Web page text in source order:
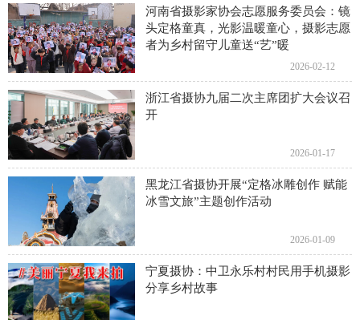
河南省摄影家协会志愿服务委员会：镜
头定格童真，光影温暖童心，摄影志愿
者为乡村留守儿童送“艺”暖
2026-02-12
浙江省摄协九届二次主席团扩大会议召
开
2026-01-17
黑龙江省摄协开展“定格冰雕创作 赋能
冰雪文旅”主题创作活动
2026-01-09
宁夏摄协：中卫永乐村村民用手机摄影
分享乡村故事